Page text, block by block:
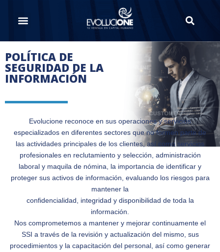
POLÍTICA DE
SEGURIDAD DE LA
INFORMACIÓN
Evolucione reconoce en sus operaciones y servicios
especializados en diferentes sectores que no formen parte de
las actividades principales de los clientes, así como servicios
profesionales en reclutamiento y selección, administración
laboral y maquila de nómina, la importancia de identificar y
proteger sus activos de información, evaluando los riesgos para
mantener la
confidencialidad, integridad y disponibilidad de toda la
información.
Nos comprometemos a mantener y mejorar continuamente el
SSI a través de la revisión y actualización del mismo, sus
procedimientos y la capacitación del personal, así como generar